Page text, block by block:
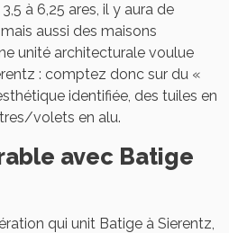
à 6,25 ares, il y aura de
aussi des maisons
unité architecturale voulue
: comptez donc sur du «
identifiée, des tuiles en
volets en alu.
avec Batige
qui unit Batige à Sierentz,